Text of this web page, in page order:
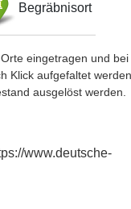
Begräbnisort
eingetragen und
Klick aufgefaltet
ausgelöst werden.
www.deutsche-